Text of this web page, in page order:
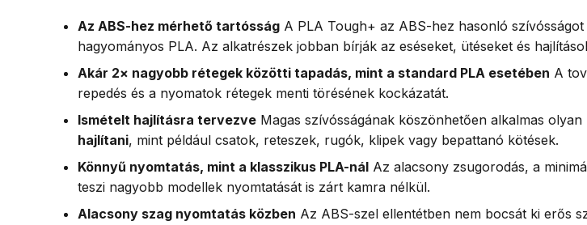
Az ABS-hez mérhető tartósság A PLA Tough+ az ABS-hez hasonló
hagyományos PLA. Az alkatrészek jobban bírják az eséseket, ütéseket és
Akár 2× nagyobb rétegek közötti tapadás, mint a standard PLA esetében A
repedés és a nyomatok rétegek menti törésének kockázatát.
Ismételt hajlításra tervezve Magas szívósságának köszönhetően alkalmas
hajlítani, mint például csatok, reteszek, rugók, klipek vagy bepattanó kötések.
Könnyű nyomtatás, mint a klasszikus PLA-nál Az alacsony zsugorodás, a
teszi nagyobb modellek nyomtatását is zárt kamra nélkül.
Alacsony szag nyomtatás közben Az ABS-szel ellentétben nem bocsát ki erős